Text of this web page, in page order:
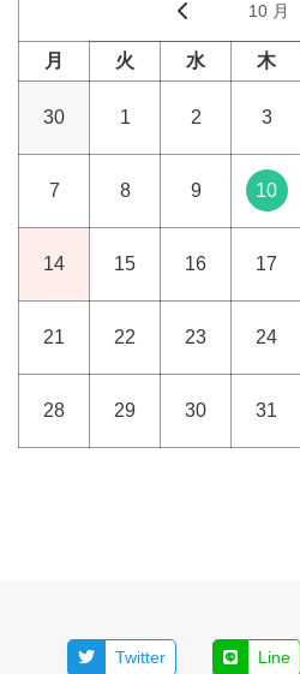
10 月
月 火 水 木
30 1 2 3
7 8 9 10
14 15 16 17
21 22 23 24
28 29 30 31
Twitter Line